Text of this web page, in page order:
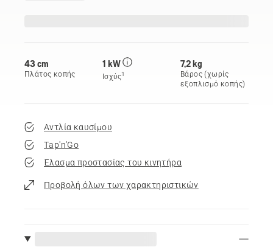
43 cm
Πλάτος κοπής
1 kW
Ισχύς1
7,2 kg
Βάρος (χωρίς
εξοπλισμό κοπής)
Αντλία καυσίμου
Tap'n'Go
Έλασμα προστασίας του κινητήρα
Προβολή όλων των χαρακτηριστικών